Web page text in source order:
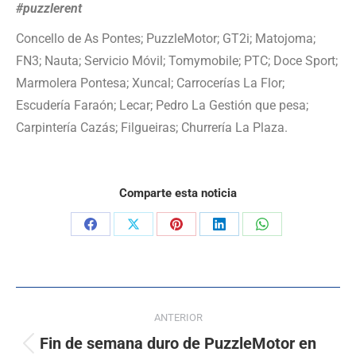
#puzzlerent
Concello de As Pontes; PuzzleMotor; GT2i; Matojoma;
FN3; Nauta; Servicio Móvil; Tomymobile; PTC; Doce Sport;
Marmolera Pontesa; Xuncal; Carrocerías La Flor;
Escudería Faraón; Lecar; Pedro La Gestión que pesa;
Carpintería Cazás; Filgueiras; Churrería La Plaza.
Comparte esta noticia
ANTERIOR
Fin de semana duro de PuzzleMotor en